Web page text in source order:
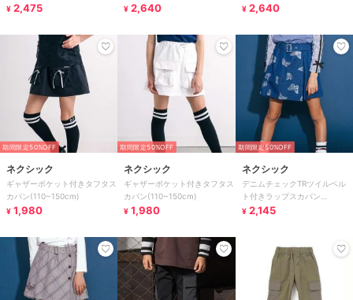
トパンツ(95～150cm)
¥ 2,475
¥ 2,640
¥ 2,640
期間限定50%OFF
ネクシック
ギャザーポケット付きタフタス
カパン(110~150cm)
¥ 1,980
期間限定50%OFF
ネクシック
ギャザーポケット付きタフタス
カパン(110~150cm)
¥ 1,980
期間限定50%OFF
ネクシック
デニムチェックTRツイルベル
ト付きラップスカパン
(110~150cm)
¥ 2,145